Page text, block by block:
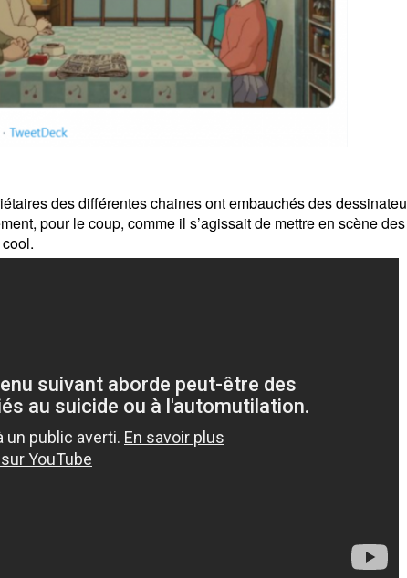
des différentes chaines ont embauchés des
pour le coup, comme il s’agissait de mettre en scène
.